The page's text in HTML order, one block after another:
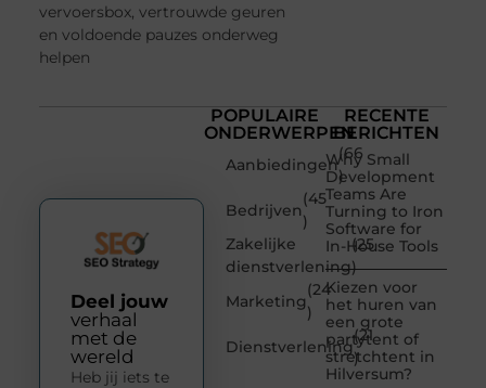
vervoersbox, vertrouwde geuren
en voldoende pauzes onderweg
helpen
POPULAIRE
ONDERWERPEN
Aanbiedingen
(66
)
Bedrijven
(45
)
Zakelijke
dienstverlening
(25
)
Marketing
(24
)
Dienstverlening
(21
)
RECENTE
BERICHTEN
Why Small
Development
Teams Are
Turning to Iron
Software for
In-House Tools
Kiezen voor
het huren van
een grote
partytent of
stretchtent in
Hilversum?
Deel jouw
verhaal
met de
wereld
Heb jij iets te